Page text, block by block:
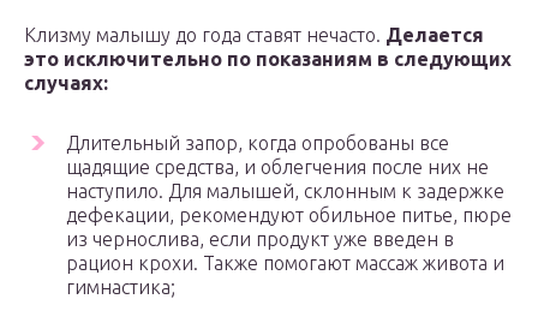
Клизму малышу до года ставят нечасто. Делается
это исключительно по показаниям в следующих
случаях:
Длительный запор, когда опробованы все
щадящие средства, и облегчения после них не
наступило. Для малышей, склонным к задержке
дефекации, рекомендуют обильное питье, пюре
из чернослива, если продукт уже введен в
рацион крохи. Также помогают массаж живота и
гимнастика;